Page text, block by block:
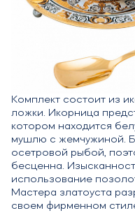
Комплект состоит из
ложки. Икорница
котором находится
мушлю с жемчужиной.
осетровой рыбой,
бесценна.
использование
Мастера златоуста
своем фирменном